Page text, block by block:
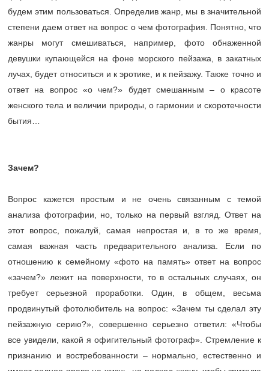
будем этим пользоваться. Определив жанр, мы в значительной
степени даем ответ на вопрос о чем фотография. Понятно, что
жанры могут смешиваться, например, фото обнаженной
девушки купающейся на фоне морского пейзажа, в закатных
лучах, будет относиться и к эротике, и к пейзажу. Также точно и
ответ на вопрос «о чем?» будет смешанным – о красоте
женского тела и величии природы, о гармонии и скоротечности
бытия…
Зачем?
Вопрос кажется простым и не очень связанным с темой
анализа фотографии, но, только на первый взгляд. Ответ на
этот вопрос, пожалуй, самая непростая и, в то же время,
самая важная часть предварительного анализа. Если по
отношению к семейному «фото на память» ответ на вопрос
«зачем?» лежит на поверхности, то в остальных случаях, он
требует серьезной проработки. Один, в общем, весьма
продвинутый фотолюбитель на вопрос: «Зачем ты сделал эту
пейзажную серию?», совершенно серьезно ответил: «Чтобы
все увидели, какой я офигительный фотограф». Стремление к
признанию и востребованности – нормально, естественно и